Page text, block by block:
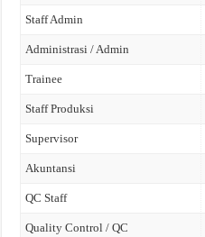
Staff Admin
Administrasi / Admin
Trainee
Staff Produksi
Supervisor
Akuntansi
QC Staff
Quality Control / QC